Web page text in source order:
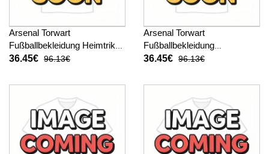
Arsenal Torwart
Fußballbekleidung Heimtrikot
Kinder 2025-26 Kurzarm (+
36.45€ 96.13€
Arsenal Torwart
Fußballbekleidung
Auswärtstrikot Kinder 2025-
36.45€ 96.13€